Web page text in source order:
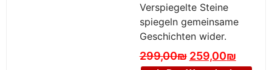
Verspiegelte Steine
spiegeln gemeinsame
Geschichten wider.
299,00₪ 259,00₪